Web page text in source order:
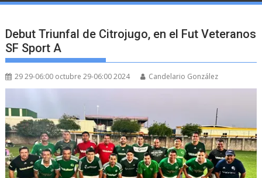
Debut Triunfal de Citrojugo, en el Fut Veteranos
SF Sport A
29 29-06:00 octubre 29-06:00 2024 Candelario González